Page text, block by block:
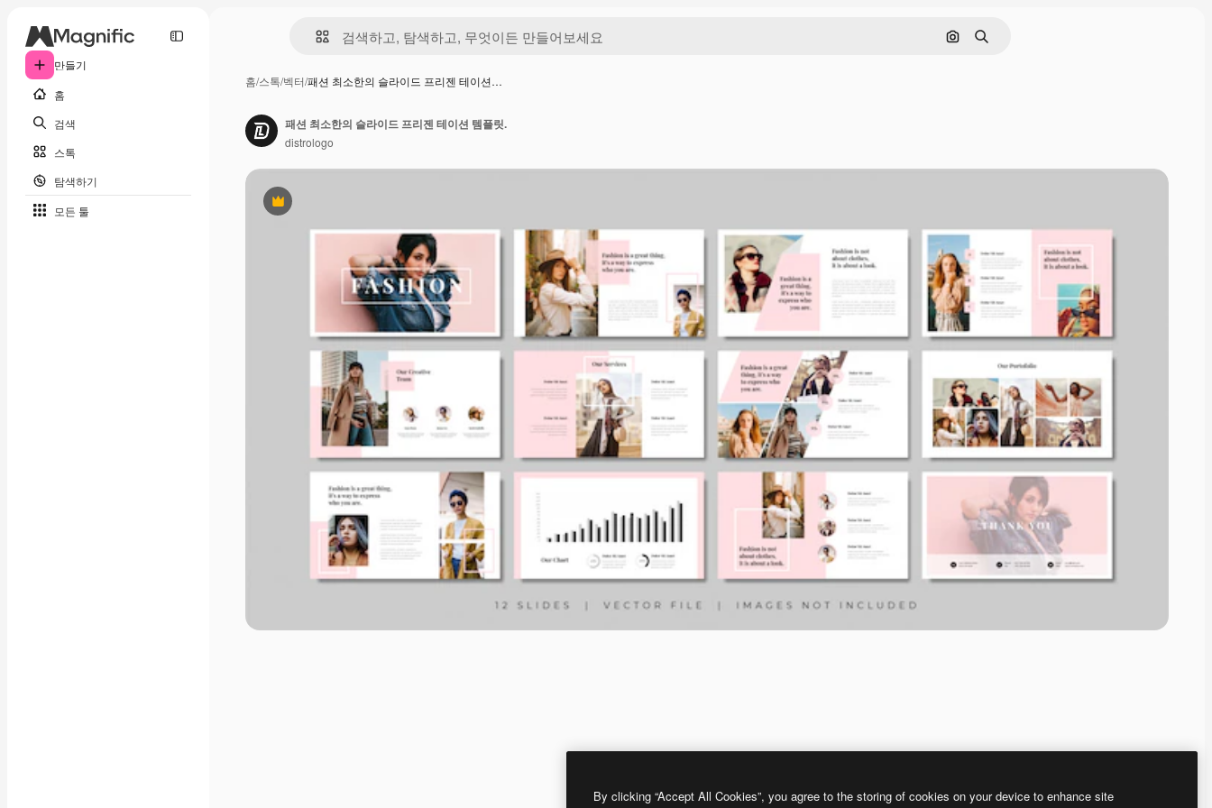
만들기
홈
검색
스톡
탐색하기
모든 툴
이미지로 검색
검색
홈/스톡/벡터/패션 최소한의 슬라이드 프리젠 테이션…
프리미엄
패션 최소한의 슬라이드 프리젠 테이션 템플릿.
distrologo
By clicking “Accept All Cookies”, you agree to the storing of cookies on your device to enhance site